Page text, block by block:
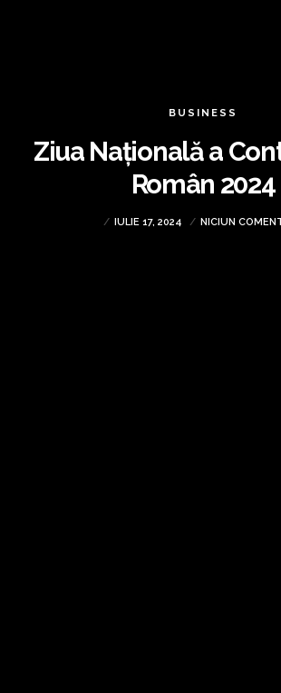
BUSINESS
Ziua Națională a
Român 2024
IULIE 17, 2024 NICIUN